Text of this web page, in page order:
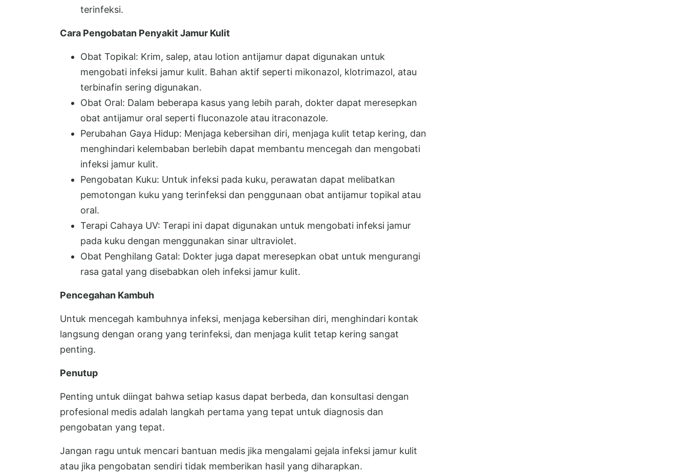
terinfeksi.
Cara Pengobatan Penyakit Jamur Kulit
Obat Topikal: Krim, salep, atau lotion antijamur dapat digunakan untuk
mengobati infeksi jamur kulit. Bahan aktif seperti mikonazol, klotrimazol, atau
terbinafin sering digunakan.
Obat Oral: Dalam beberapa kasus yang lebih parah, dokter dapat meresepkan
obat antijamur oral seperti fluconazole atau itraconazole.
Perubahan Gaya Hidup: Menjaga kebersihan diri, menjaga kulit tetap kering, dan
menghindari kelembaban berlebih dapat membantu mencegah dan mengobati
infeksi jamur kulit.
Pengobatan Kuku: Untuk infeksi pada kuku, perawatan dapat melibatkan
pemotongan kuku yang terinfeksi dan penggunaan obat antijamur topikal atau
oral.
Terapi Cahaya UV: Terapi ini dapat digunakan untuk mengobati infeksi jamur
pada kuku dengan menggunakan sinar ultraviolet.
Obat Penghilang Gatal: Dokter juga dapat meresepkan obat untuk mengurangi
rasa gatal yang disebabkan oleh infeksi jamur kulit.
Pencegahan Kambuh
Untuk mencegah kambuhnya infeksi, menjaga kebersihan diri, menghindari kontak
langsung dengan orang yang terinfeksi, dan menjaga kulit tetap kering sangat
penting.
Penutup
Penting untuk diingat bahwa setiap kasus dapat berbeda, dan konsultasi dengan
profesional medis adalah langkah pertama yang tepat untuk diagnosis dan
pengobatan yang tepat.
Jangan ragu untuk mencari bantuan medis jika mengalami gejala infeksi jamur kulit
atau jika pengobatan sendiri tidak memberikan hasil yang diharapkan.